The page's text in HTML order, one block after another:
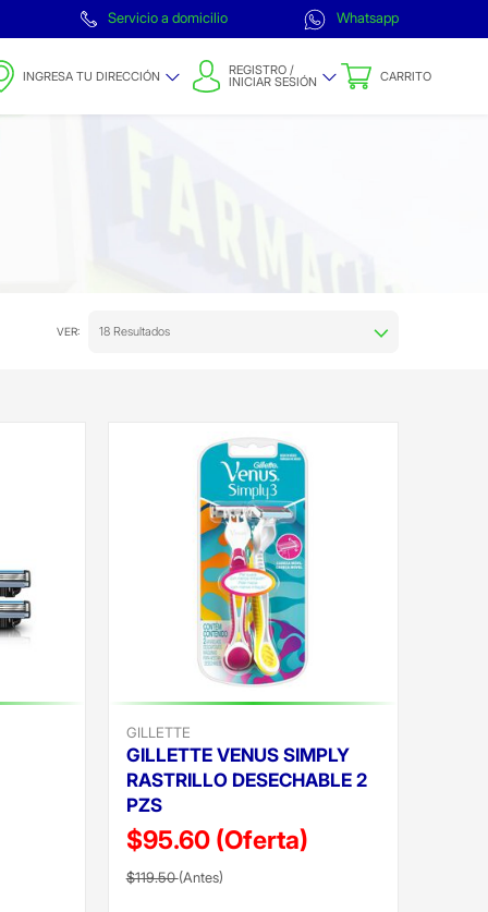
Servicio a domicilio Whatsapp
INGRESA TU DIRECCIÓN REGISTRO /
INICIAR SESIÓN CARRITO
VER: 18 Resultados
GILLETTE
GILLETTE VENUS SIMPLY
RASTRILLO DESECHABLE 2
PZS
$95.60 (Oferta)
Precio reducido de
$119.50(Antes)(Oferta)